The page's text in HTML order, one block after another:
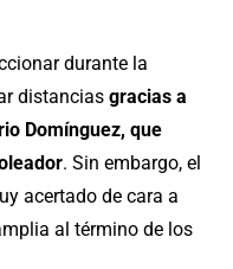
durante la
distancias gracias a
Domínguez, que
. Sin embargo, el
acertado de cara a
al término de los